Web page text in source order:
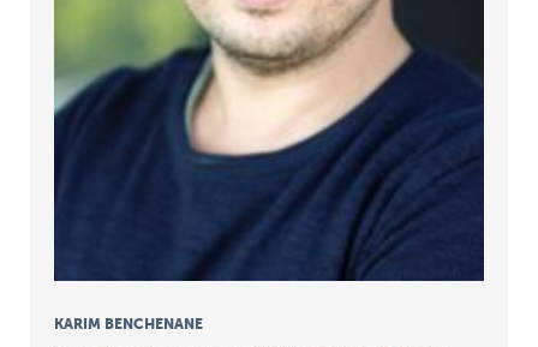
KARIM BENCHENANE